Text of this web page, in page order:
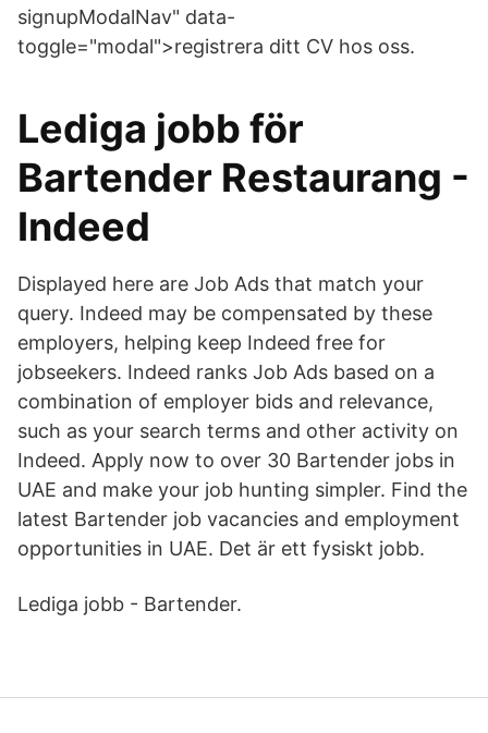
signupModalNav" data-
toggle="modal">registrera ditt CV hos oss.
Lediga jobb för
Bartender Restaurang -
Indeed
Displayed here are Job Ads that match your
query. Indeed may be compensated by these
employers, helping keep Indeed free for
jobseekers. Indeed ranks Job Ads based on a
combination of employer bids and relevance,
such as your search terms and other activity on
Indeed. Apply now to over 30 Bartender jobs in
UAE and make your job hunting simpler. Find the
latest Bartender job vacancies and employment
opportunities in UAE. Det är ett fysiskt jobb.
Lediga jobb - Bartender.